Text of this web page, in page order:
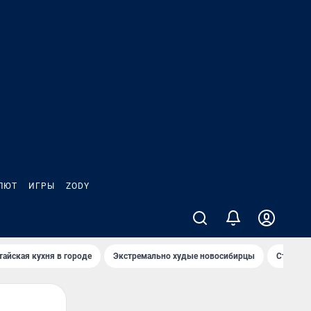
ИГРЫ ZODY
кухня в городе Экстремально худые новосибирцы Старт